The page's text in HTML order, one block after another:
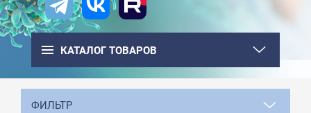
КАТАЛОГ ТОВАРОВ
ФИЛЬТР